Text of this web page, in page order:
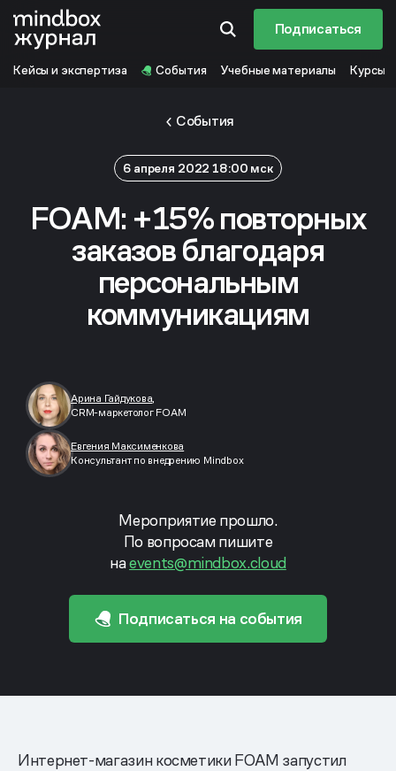
Подписаться
Кейсы и экспертиза События Учебные материалы Курсы
События
6 апреля 2022 18:00 мск
FOAM: +15% повторных
заказов благодаря
персональным
коммуникациям
Арина Гайдукова,
CRM-маркетолог FOAM
Евгения Максименкова
Консультант по внедрению Mindbox
Мероприятие прошло.
По вопросам пишите
наevents@mindbox.cloud
Подписаться на события
Интернет-магазин косметики FOAM запустил